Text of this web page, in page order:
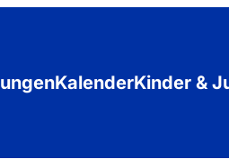
KalenderKinder &